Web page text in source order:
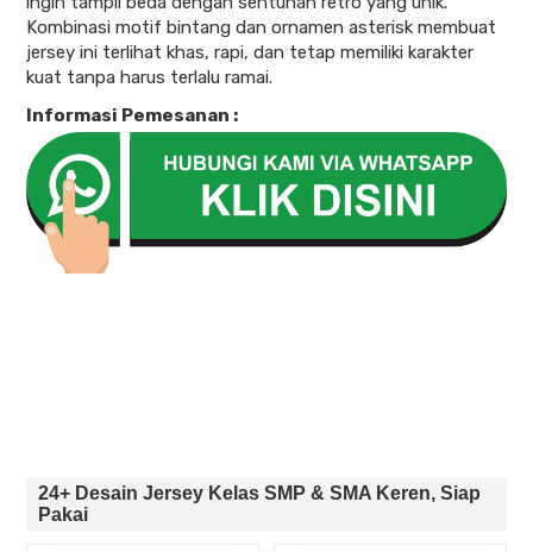
Kombinasi motif bintang dan ornamen asterisk membuat
jersey ini terlihat khas, rapi, dan tetap memiliki karakter
kuat tanpa harus terlalu ramai.
Informasi Pemesanan :
24+ Desain Jersey Kelas SMP & SMA Keren, Siap
Pakai